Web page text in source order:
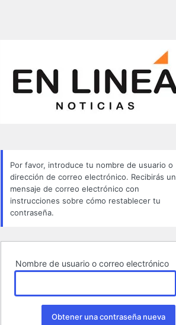
Por favor, introduce tu nombre de usuario o
dirección de correo electrónico. Recibirás un
mensaje de correo electrónico con
instrucciones sobre cómo restablecer tu
contraseña.
Nombre de usuario o correo electrónico